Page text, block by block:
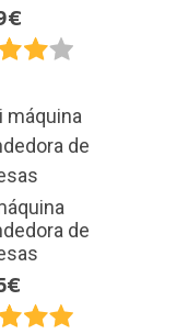
de